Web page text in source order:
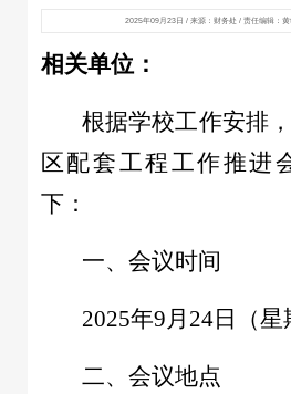
2025年09月23日 / 来源：财务处 / 责任编辑：黄
相关单位：
根据学校工作安排
区配套工程工作推进
下：
一、会议时间
2025年9月24日（
二、会议地点